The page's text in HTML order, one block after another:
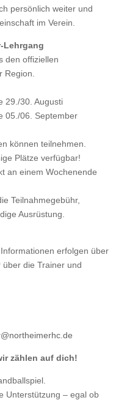
persönlich weiter und
im Verein.
Lehrgang
den offiziellen
Region.
29./30. Augusti
05./06. September
können teilnehmen.
Plätze verfügbar!
an einem Wochenende
Teilnahmegebühr,
Ausrüstung.
erfolgen über
die Trainer und
zählen auf dich!
Unterstützung – egal ob